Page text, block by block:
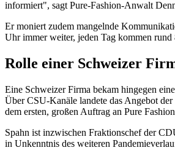
informiert", sagt Pure-Fashion-Anwalt
Er moniert zudem mangelnde
Uhr immer weiter, jeden Tag kommen
Rolle einer Schweizer
Eine Schweizer Firma bekam hingegen
Über CSU-Kanäle landete das Angebot
dem ersten, großen Auftrag an Pure
Spahn ist inzwischen Fraktionschef der
in Unkenntnis des weiteren